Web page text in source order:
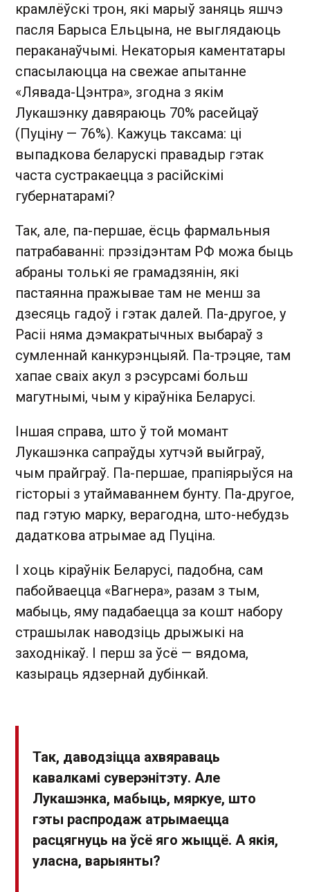
крамлёўскі трон, які марыў заняць яшчэ
пасля Барыса Ельцына, не выглядаюць
пераканаўчымі. Некаторыя каментатары
спасылаюцца на свежае апытанне
«Лявада-Цэнтра», згодна з якім
Лукашэнку давяраюць 70% расейцаў
(Пуціну — 76%). Кажуць таксама: ці
выпадкова беларускі правадыр гэтак
часта сустракаецца з расійскімі
губернатарамі?
Так, але, па-першае, ёсць фармальныя
патрабаванні: прэзідэнтам РФ можа быць
абраны толькі яе грамадзянін, які
пастаянна пражывае там не менш за
дзесяць гадоў і гэтак далей. Па-другое, у
Расіі няма дэмакратычных выбараў з
сумленнай канкурэнцыяй. Па-трэцяе, там
хапае сваіх акул з рэсурсамі больш
магутнымі, чым у кіраўніка Беларусі.
Іншая справа, што ў той момант
Лукашэнка сапраўды хутчэй выйграў,
чым прайграў. Па-першае, прапіярыўся на
гісторыі з утаймаваннем бунту. Па-другое,
пад гэтую марку, верагодна, што-небудзь
дадаткова атрымае ад Пуціна.
І хоць кіраўнік Беларусі, падобна, сам
пабойваецца «Вагнера», разам з тым,
мабыць, яму падабаецца за кошт набору
страшылак наводзіць дрыжыкі на
заходнікаў. І перш за ўсё — вядома,
казыраць ядзернай дубінкай.
Так, даводзіцца ахвяраваць
кавалкамі суверэнітэту. Але
Лукашэнка, мабыць, мяркуе, што
гэты распродаж атрымаецца
расцягнуць на ўсё яго жыццё. А якія,
уласна, варыянты?